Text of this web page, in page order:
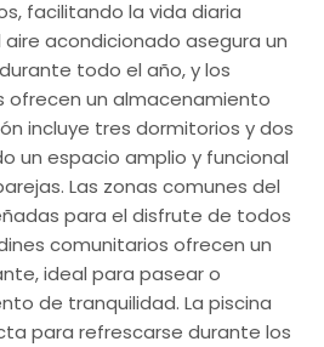
facilitando la vida diaria
aire acondicionado asegura un
todo el año, y los
ofrecen un almacenamiento
incluye tres dormitorios y dos
un espacio amplio y funcional
Las zonas comunes del
para el disfrute de todos
comunitarios ofrecen un
ideal para pasear o
de tranquilidad. La piscina
para refrescarse durante los